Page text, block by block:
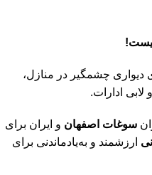
دیواری چشمگیر در منازل،
ادارات.
سوغات اصفهان و ایران برای
ارزشمند و به‌یادماندنی برای